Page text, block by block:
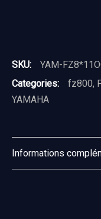
SKU:
YAM-
Categories:
fz800,
YAMAHA
Informations